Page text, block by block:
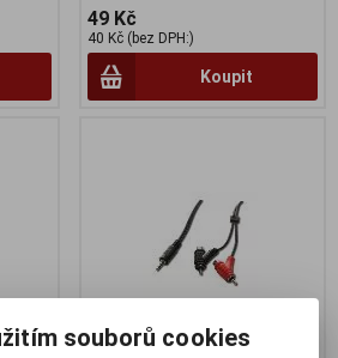
49 Kč
40 Kč (bez DPH:)
Koupit
souborů cookies